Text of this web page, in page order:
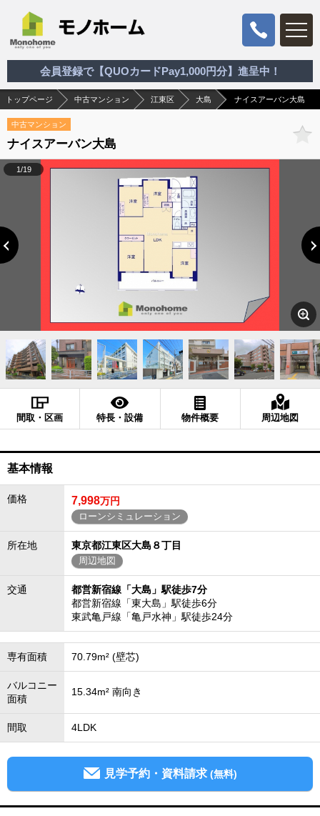
会員登録で【QUOカードPay1,000円分】進呈中！
トップページ 中古マンション 江東区 大島 ナイスアーバン大島
中古マンション
ナイスアーバン大島
1/19
間取・区画 特長・設備 物件概要 周辺地図
基本情報
価格 7,998万円
ローンシミュレーション
所在地 東京都江東区大島８丁目
周辺地図
交通
都営新宿線「大島」駅徒歩7分
都営新宿線「東大島」駅徒歩6分
東武亀戸線「亀戸水神」駅徒歩24分
専有面積 70.79m² (壁芯)
バルコニー
面積
15.34m² 南向き
間取 4LDK
見学予約・資料請求 (無料)